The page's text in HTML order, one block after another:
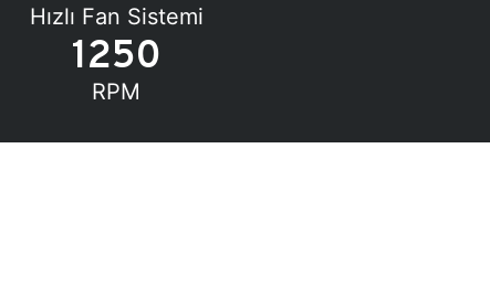
Hızlı Fan Sistemi
1250
RPM